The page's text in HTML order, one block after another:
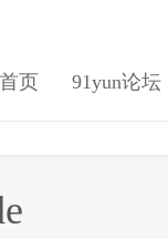
首页 91yun论坛